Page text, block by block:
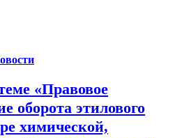
«Правовое
оборота этилового
химической,